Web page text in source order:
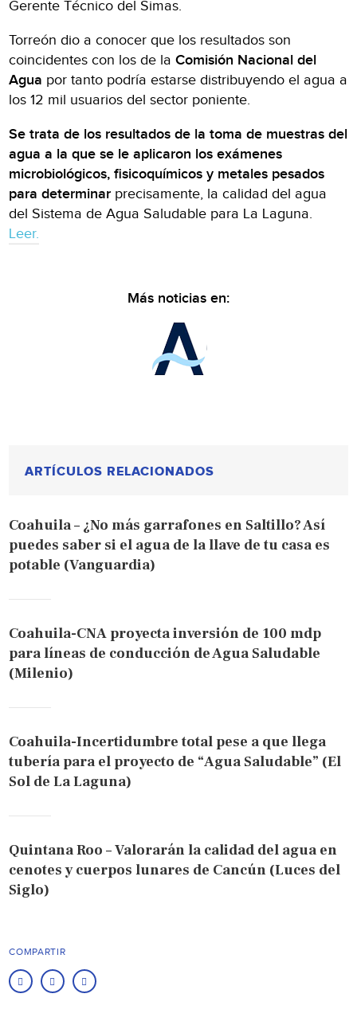
Gerente Técnico del Simas.
Torreón dio a conocer que los resultados son
coincidentes con los de laComisión Nacional del
Agua por tanto podría estarse distribuyendo el agua a
los 12 mil usuarios del sector poniente.
Se trata de los resultados de la toma de muestras del
agua a la que se le aplicaron los exámenes
microbiológicos, fisicoquímicos y metales pesados
para determinar precisamente, la calidad del agua
del Sistema de Agua Saludable para La Laguna.
Leer.
Más noticias en:
ARTÍCULOS RELACIONADOS
Coahuila – ¿No más garrafones en Saltillo? Así
puedes saber si el agua de la llave de tu casa es
potable (Vanguardia)
Coahuila-CNA proyecta inversión de 100 mdp
para líneas de conducción de Agua Saludable
(Milenio)
Coahuila-Incertidumbre total pese a que llega
tubería para el proyecto de “Agua Saludable” (El
Sol de La Laguna)
Quintana Roo – Valorarán la calidad del agua en
cenotes y cuerpos lunares de Cancún (Luces del
Siglo)
COMPARTIR